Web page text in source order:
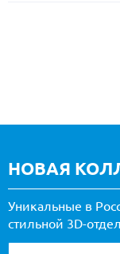
НОВАЯ
Уникальные в
стильной 3D-